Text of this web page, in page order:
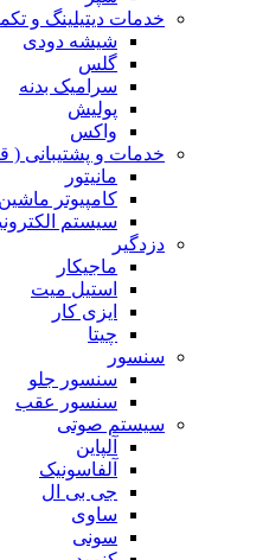
خدمات دیتیلینگ و
شیشه دودی
گلس
سرامیک بدنه
پولیش
واکس
خدمات و پشتیبانی (
مانیتور
کامپیوتر ماشین
سیستم
دزدگیر
ماجیکار
استیل میت
ایزی کار
چیتا
سنسور
سنسور جلو
سنسور عقب
سیستم صوتی
آلپاین
آلفاسونیک
جی بی ال
ساوی
سونی